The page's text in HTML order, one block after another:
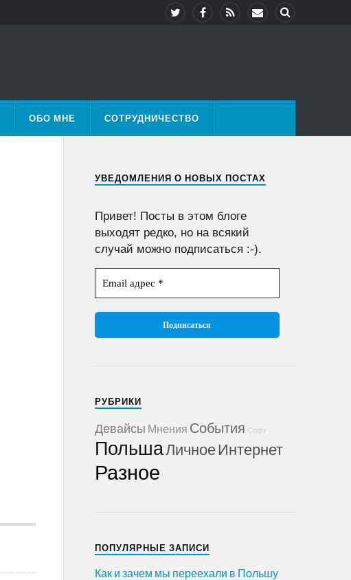
ОБО МНЕ СОТРУДНИЧЕСТВО
УВЕДОМЛЕНИЯ О НОВЫХ ПОСТАХ
Привет! Посты в этом блоге
выходят редко, но на всякий
случай можно подписаться :-).
РУБРИКИ
Девайсы Мнения События Софт
ПольшаЛичноеИнтернет
Разное
ПОПУЛЯРНЫЕ ЗАПИСИ
Как и зачем мы переехали в Польшу